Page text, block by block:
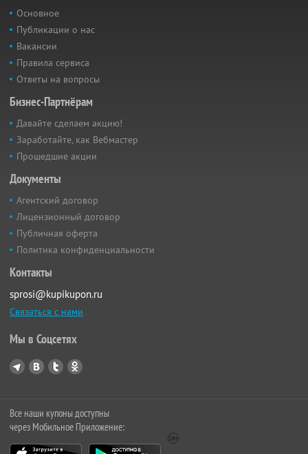
Основное
Публикации о нас
Вакансии
Правила сервиса
Ответы на вопросы
Бизнес-Партнёрам
Давайте сделаем акцию!
Заработайте, как Вебмастер
Прошедшие акции
Документы
Агентский договор
Лицензионный договор
Публичная оферта
Политика конфиденциальности
Контакты
sprosi@kupikupon.ru
Связаться с нами
Мы в Соцсетях
Все наши купоны доступны
через Мобильное Приложение: